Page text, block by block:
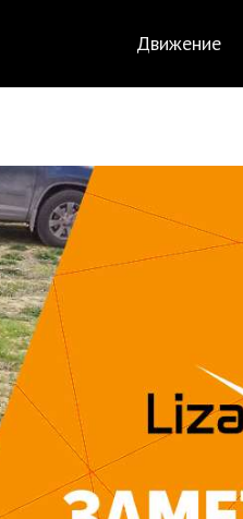
Движение